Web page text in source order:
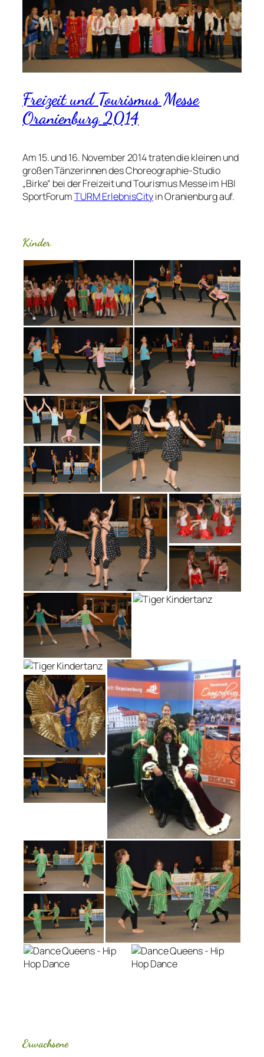
Freizeit und Tourismus Messe
Oranienburg 2014
Am 15. und 16. November 2014 traten die kleinen und
großen Tänzerinnen des Choreographie-Studio
„Birke“ bei der Freizeit und Tourismus Messe im HBI
SportForumTURM ErlebnisCityin Oranienburg auf.
Kinder
Erwachsene